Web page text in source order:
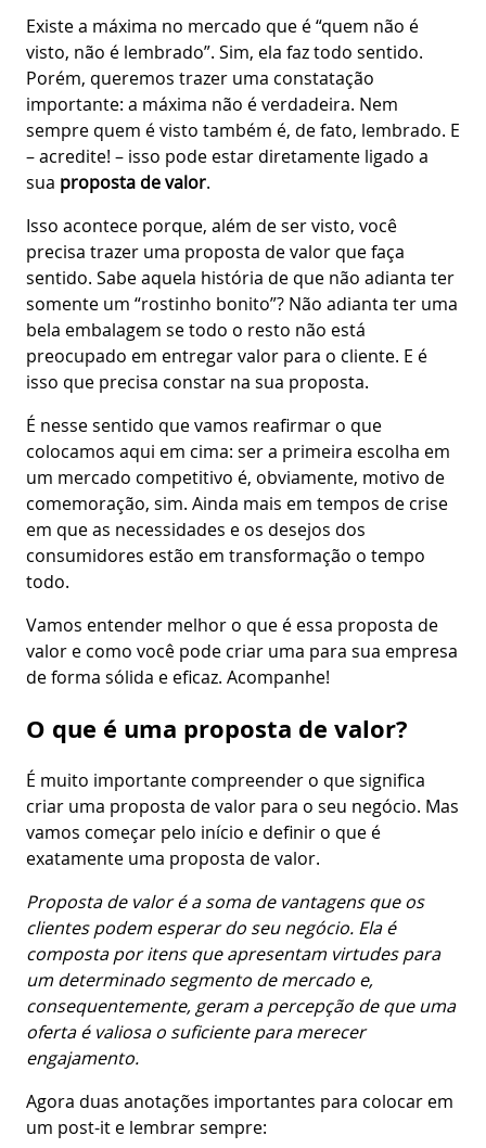
Existe a máxima no mercado que é “quem não é
visto, não é lembrado”. Sim, ela faz todo sentido.
Porém, queremos trazer uma constatação
importante: a máxima não é verdadeira. Nem
sempre quem é visto também é, de fato, lembrado. E
– acredite! – isso pode estar diretamente ligado a
sua proposta de valor.
Isso acontece porque, além de ser visto, você
precisa trazer uma proposta de valor que faça
sentido. Sabe aquela história de que não adianta ter
somente um “rostinho bonito”? Não adianta ter uma
bela embalagem se todo o resto não está
preocupado em entregar valor para o cliente. E é
isso que precisa constar na sua proposta.
É nesse sentido que vamos reafirmar o que
colocamos aqui em cima: ser a primeira escolha em
um mercado competitivo é, obviamente, motivo de
comemoração, sim. Ainda mais em tempos de crise
em que as necessidades e os desejos dos
consumidores estão em transformação o tempo
todo.
Vamos entender melhor o que é essa proposta de
valor e como você pode criar uma para sua empresa
de forma sólida e eficaz. Acompanhe!
O que é uma proposta de valor?
É muito importante compreender o que significa
criar uma proposta de valor para o seu negócio. Mas
vamos começar pelo início e definir o que é
exatamente uma proposta de valor.
Proposta de valor é a soma de vantagens que os
clientes podem esperar do seu negócio. Ela é
composta por itens que apresentam virtudes para
um determinado segmento de mercado e,
consequentemente, geram a percepção de que uma
oferta é valiosa o suficiente para merecer
engajamento.
Agora duas anotações importantes para colocar em
um post-it e lembrar sempre: